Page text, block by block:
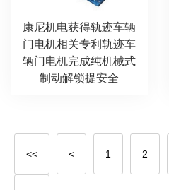
康尼机电获得轨迹车辆
门电机相关专利轨迹车
辆门电机完成纯机械式
制动解锁提安全
<< < 1 2